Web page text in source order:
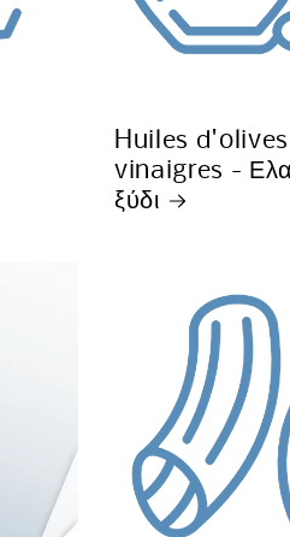
Huiles
vinaigres -
ξύδι